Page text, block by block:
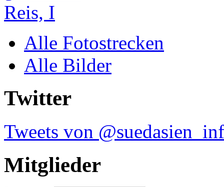
Alle Fotostrecken
Alle Bilder
Twitter
Tweets von
Mitglieder